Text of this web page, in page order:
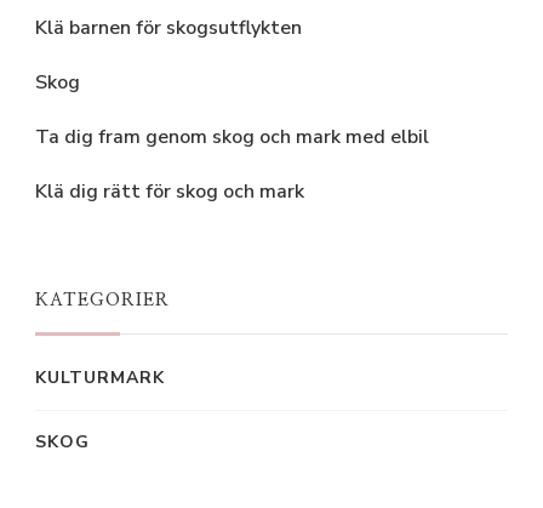
Klä barnen för skogsutflykten
Skog
Ta dig fram genom skog och mark med elbil
Klä dig rätt för skog och mark
KATEGORIER
KULTURMARK
SKOG